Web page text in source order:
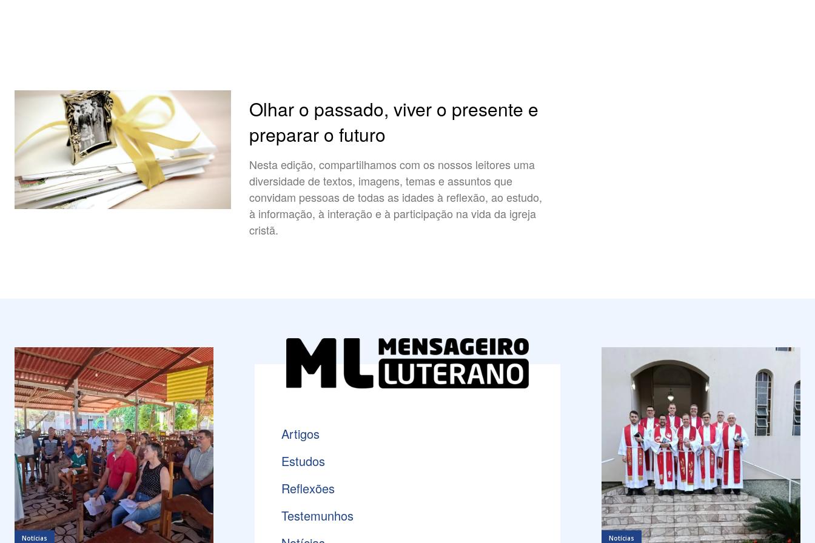
Olhar o passado, viver o presente e
preparar o futuro
Nesta edição, compartilhamos com os nossos leitores uma
diversidade de textos, imagens, temas e assuntos que
convidam pessoas de todas as idades à reflexão, ao estudo,
à informação, à interação e à participação na vida da igreja
cristã.
Notícias
Artigos
Estudos
Reflexões
Testemunhos
Notícias